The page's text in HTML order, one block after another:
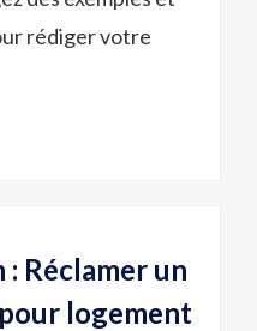
rédiger votre
Réclamer un
logement